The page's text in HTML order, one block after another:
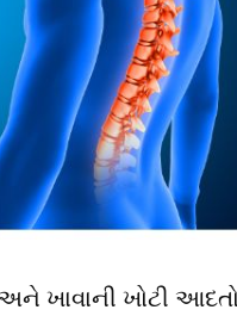
ખોટી